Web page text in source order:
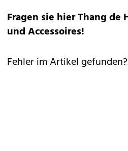
Fragen sie hier Thang de
und Accessoires!
Fehler im Artikel gefunden?